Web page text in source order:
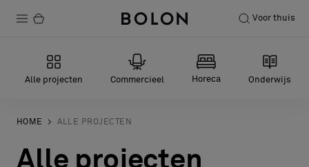
Voor thuis
Producten
Duurzaamheid
Installatie
Alle projecten Commercieel Horeca Onderwijs
HOME ALLE PROJECTEN
Alle projecten